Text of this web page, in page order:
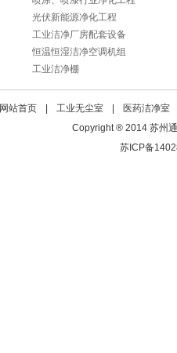
光伏新能源净化工程
工业洁净厂房配套设备
恒温恒湿洁净空调机组
工业洁净棚
网站首页 工业无尘室
医药洁净室
Copyright ® 2014 苏州
苏ICP备